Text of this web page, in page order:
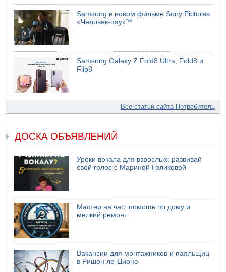
Samsung в новом фильме Sony Pictures
«Человек-паук™
Samsung Galaxy Z Fold8 Ultra, Fold8 и
Flip8
Все статьи сайта Потребитель
ДОСКА ОБЪЯВЛЕНИЙ
Уроки вокала для взрослых: развивай
свой голос с Мариной Голиковой
Мастер на час: помощь по дому и
мелкий ремонт
Вакансии для монтажников и паяльщиц
в Ришон ле-Ционе